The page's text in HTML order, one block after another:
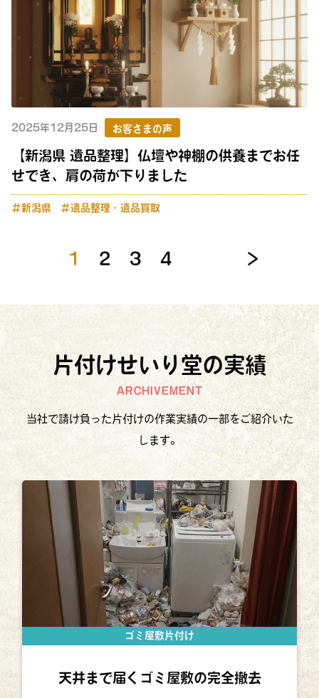
2025年12月25日 お客さまの声
【新潟県 遺品整理】仏壇や神棚の供養までお任
せでき、肩の荷が下りました
＃新潟県 ＃遺品整理・遺品買取
1 2 3 4 ＞
片付けせいり堂の実績
ARCHIVEMENT
当社で請け負った片付けの作業実績の一部をご紹介いた
します。
ゴミ屋敷片付け
天井まで届くゴミ屋敷の完全撤去